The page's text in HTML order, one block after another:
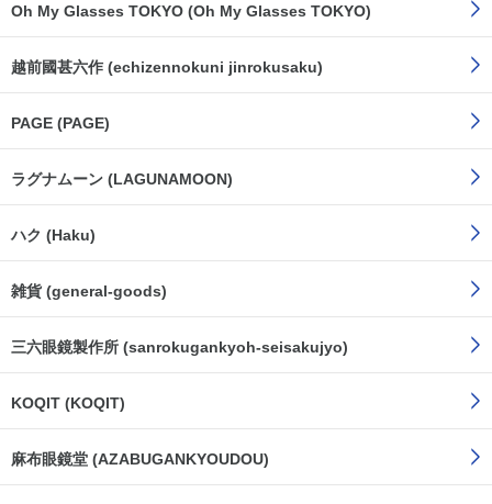
Oh My Glasses TOKYO (Oh My Glasses TOKYO)
越前國甚六作 (echizennokuni jinrokusaku)
PAGE (PAGE)
ラグナムーン (LAGUNAMOON)
ハク (Haku)
雑貨 (general-goods)
三六眼鏡製作所 (sanrokugankyoh-seisakujyo)
KOQIT (KOQIT)
麻布眼鏡堂 (AZABUGANKYOUDOU)